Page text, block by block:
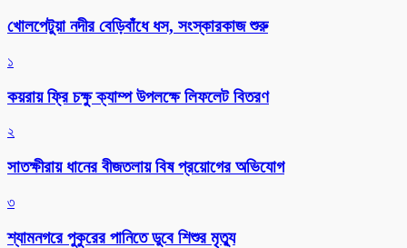
খোলপেটুয়া নদীর বেড়িবাঁধে ধস, সংস্কারকাজ শুরু
১
কয়রায় ফ্রি চক্ষু ক্যাম্প উপলক্ষে লিফলেট বিতরণ
২
সাতক্ষীরায় ধানের বীজতলায় বিষ প্রয়োগের অভিযোগ
৩
শ্যামনগরে পুকুরের পানিতে ডুবে শিশুর মৃত্যু